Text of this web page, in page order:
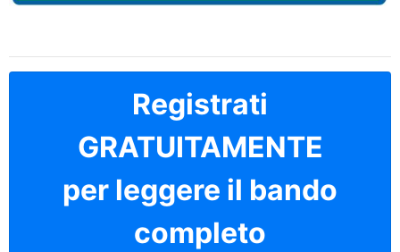
Registrati
GRATUITAMENTE
per leggere il bando
completo